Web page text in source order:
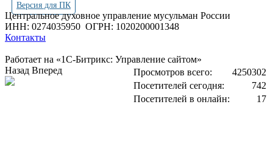
Версия для ПК
Центральное духовное управление мусульман России
ИНН: 0274035950 ОГРН: 1020200001348
Контакты
Работает на «1С-Битрикс: Управление сайтом»
Просмотров всего:
4250302
Посетителей сегодня:
742
Посетителей в онлайн:
17
Назад Вперед